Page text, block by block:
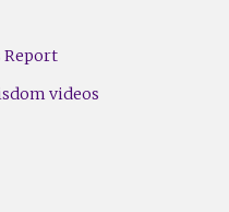
Report
videos